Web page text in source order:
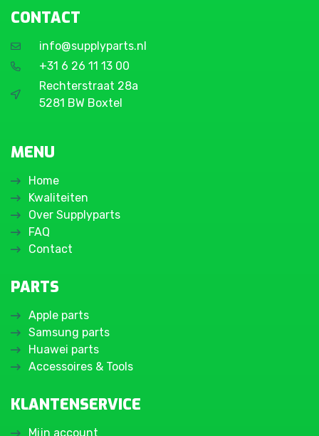
CONTACT
info@supplyparts.nl
+31 6 26 11 13 00
Rechterstraat 28a
5281 BW Boxtel
MENU
Home
Kwaliteiten
Over Supplyparts
FAQ
Contact
PARTS
Apple parts
Samsung parts
Huawei parts
Accessoires & Tools
KLANTENSERVICE
Mijn account